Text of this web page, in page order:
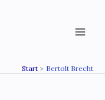
Start Bertolt Brecht